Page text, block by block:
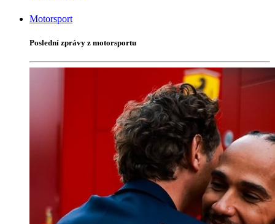
Motorsport
Poslední zprávy z motorsportu